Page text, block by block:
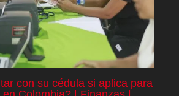
con su cédula si aplica para